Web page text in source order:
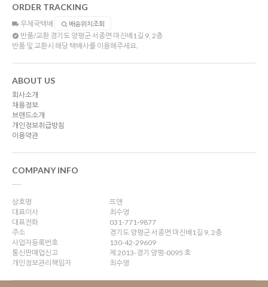
ORDER TRACKING
우체국택배 배송위치조회
반품/교환 경기도 양평군 서종면 마진배1길 9, 2층
반품 및 교환시 해당 택배사를 이용해주세요.
ABOUT US
회사소개
채용정보
브랜드소개
개인정보취급방침
이용약관
COMPANY INFO
상호명
뜨앤
대표이사
최수영
대표전화
031-771-9877
주소
경기도 양평군 서종면 마진배1길 9, 2층
사업자등록번호
130-42-29609
통신판매업신고
제 2013-경기 양평-0095 호
개인정보관리책임자
최수영